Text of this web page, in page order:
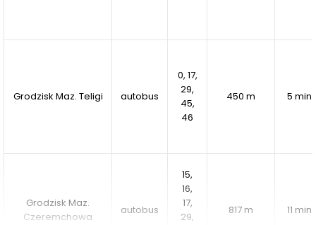
Grodzisk Maz. Teligi autobus
0, 17,
29,
45,
46
450 m 5 min
Grodzisk Maz.
Czeremchowa
autobus
15,
16,
17,
29,
817 m 11 min